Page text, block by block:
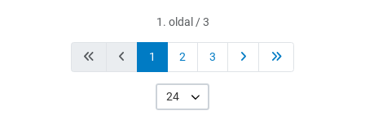
1. oldal / 3
1 2 3
24